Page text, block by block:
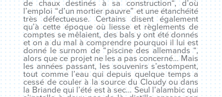
de chaux destinés à sa construction“, d’où
l’emploi “d’un mortier pauvre” et une étanchéité
très défectueuse. Certains disent également
qu’à cette époque où liesse et règlements de
comptes se mêlaient, des bals y ont été donnés
et on a du mal à comprendre pourquoi il lui est
donné le surnom de “piscine des allemands “,
alors que ce projet ne les a pas concerné… Mais
les années passant, les souvenirs s’estompent,
tout comme l’eau qui depuis quelque temps a
cessé de couler à la source du Cloudy ou dans
la Briande qui l’été est à sec… Seul l’alambic qui